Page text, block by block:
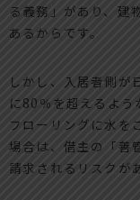
る義務」があり、建
あるからです。
しかし、入居者側が
に80％を超えるよう
フローリングに水を
場合は、借主の「善
請求されるリスクが